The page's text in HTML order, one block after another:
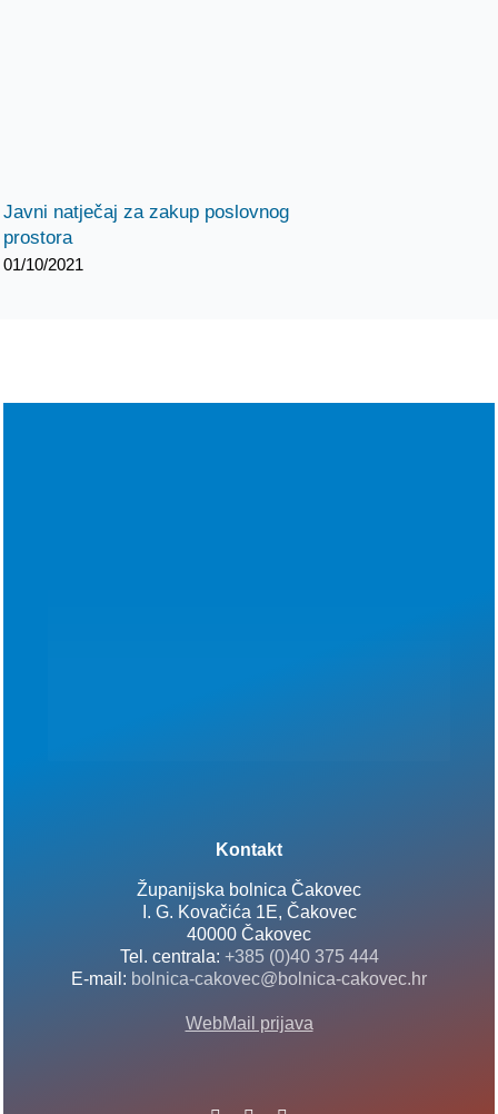
Javni natječaj za zakup poslovnog
prostora
01/10/2021
Kontakt
Županijska bolnica Čakovec
I. G. Kovačića 1E, Čakovec
40000 Čakovec
Tel. centrala: +385 (0)40 375 444
E-mail: bolnica-cakovec@bolnica-cakovec.hr
WebMail prijava